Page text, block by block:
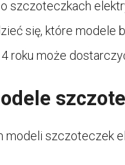
szczoteczkach
się, które modele
roku może
modeli szczoteczek